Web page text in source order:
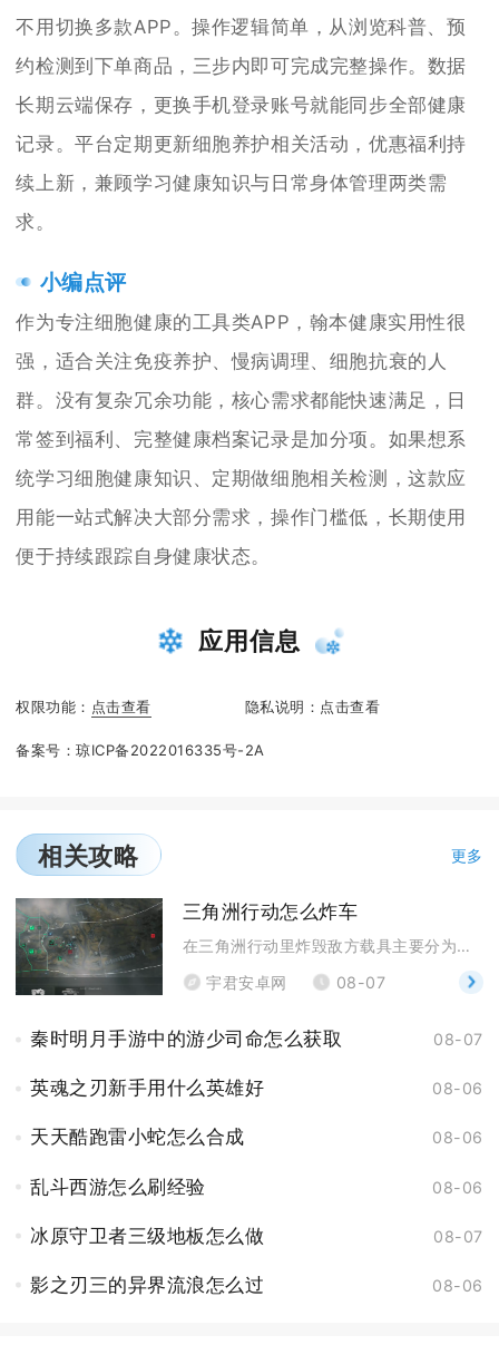
不用切换多款APP。操作逻辑简单，从浏览科普、预
约检测到下单商品，三步内即可完成完整操作。数据
长期云端保存，更换手机登录账号就能同步全部健康
记录。平台定期更新细胞养护相关活动，优惠福利持
续上新，兼顾学习健康知识与日常身体管理两类需
求。
小编点评
作为专注细胞健康的工具类APP，翰本健康实用性很
强，适合关注免疫养护、慢病调理、细胞抗衰的人
群。没有复杂冗余功能，核心需求都能快速满足，日
常签到福利、完整健康档案记录是加分项。如果想系
统学习细胞健康知识、定期做细胞相关检测，这款应
用能一站式解决大部分需求，操作门槛低，长期使用
便于持续跟踪自身健康状态。
应用信息
权限功能： 点击查看 隐私说明： 点击查看
备案号：琼ICP备2022016335号-2A
相关攻略 更多
三角洲行动怎么炸车
在三角洲行动里炸毁敌方载具主要分为远程重武器打击、
宇君安卓网
08-07
秦时明月手游中的游少司命怎么获取 08-07
英魂之刃新手用什么英雄好 08-06
天天酷跑雷小蛇怎么合成 08-06
乱斗西游怎么刷经验 08-06
冰原守卫者三级地板怎么做 08-07
影之刃三的异界流浪怎么过 08-06